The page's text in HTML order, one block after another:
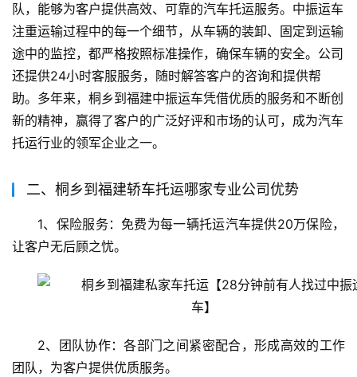
队，能够为客户提供高效、可靠的汽车托运服务。中振运车
注重运输过程中的每一个细节，从车辆的装卸、固定到运输
途中的监控，都严格按照标准操作，确保车辆的安全。公司
还提供24小时客服服务，随时解答客户的咨询和提供帮
助。多年来，桐乡到福建中振运车凭借优质的服务和不断创
新的精神，赢得了客户的广泛好评和市场的认可，成为汽车
托运行业的领军企业之一。
二、桐乡到福建轿车托运哪家专业公司优势
1、保险服务：免费为每一辆托运汽车提供20万保险，
让客户无后顾之忧。
2、团队协作：各部门之间紧密配合，形成高效的工作
团队，为客户提供优质服务。